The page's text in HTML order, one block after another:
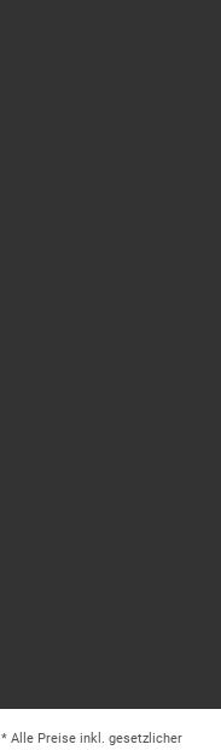
* Alle Preise inkl. gesetzlicher